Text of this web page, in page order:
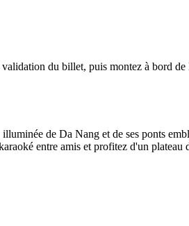
du billet, puis montez à bord
de Da Nang et de ses ponts
entre amis et profitez d'un plateau